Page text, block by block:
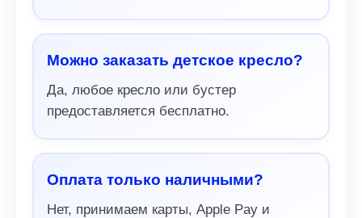
Можно заказать детское кресло?
Да, любое кресло или бустер
предоставляется бесплатно.
Оплата только наличными?
Нет, принимаем карты, Apple Pay и